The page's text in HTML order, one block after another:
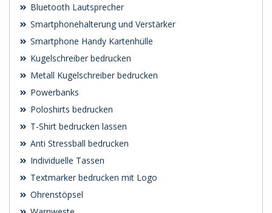
Bluetooth Lautsprecher
Smartphonehalterung und Verstärker
Smartphone Handy Kartenhülle
Kugelschreiber bedrucken
Metall Kugelschreiber bedrucken
Powerbanks
Poloshirts bedrucken
T-Shirt bedrucken lassen
Anti Stressball bedrucken
Individuelle Tassen
Textmarker bedrucken mit Logo
Ohrenstöpsel